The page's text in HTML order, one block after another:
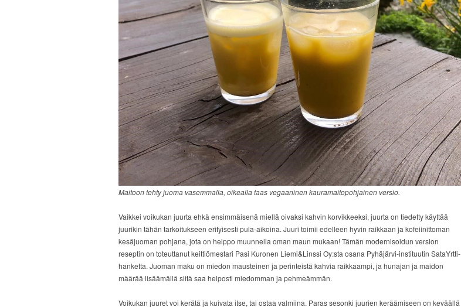
Maitoon tehty juoma vasemmalla, oikealla taas vegaaninen kauramaitopohjainen versio.
Vaikkei voikukan juurta ehkä ensimmäisenä miellä oivaksi kahvin korvikkeeksi, juurta on tiedetty käyttää
juurikin tähän tarkoitukseen erityisesti pula-aikoina. Juuri toimii edelleen hyvin raikkaan ja kofeiinittoman
kesäjuoman pohjana, jota on helppo muunnella oman maun mukaan! Tämän modernisoidun version
reseptin on toteuttanut keittiömestari Pasi Kuronen Liemi&Linssi Oy:sta osana Pyhäjärvi-instituutin SataYrtti-
hanketta. J­uoman maku on miedon mausteinen ja perinteistä kahvia raikkaampi, ja hunajan ja maidon
määrää lisäämällä siitä saa helposti miedomman ja pehmeämmän.
Voikukan juuret voi kerätä ja kuivata itse, tai ostaa valmiina. Paras sesonki juurien keräämiseen on keväällä